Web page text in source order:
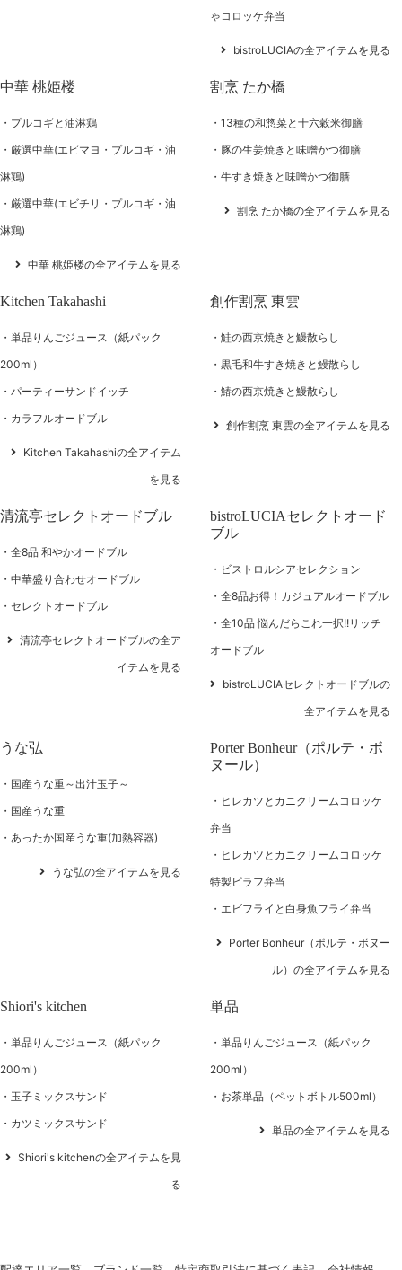
ゃコロッケ弁当
bistroLUCIAの全アイテムを見る
中華 桃姫楼
プルコギと油淋鶏
厳選中華(エビマヨ・プルコギ・油
淋鶏)
厳選中華(エビチリ・プルコギ・油
淋鶏)
中華 桃姫楼の全アイテムを見る
割烹 たか橋
13種の和惣菜と十六穀米御膳
豚の生姜焼きと味噌かつ御膳
牛すき焼きと味噌かつ御膳
割烹 たか橋の全アイテムを見る
Kitchen Takahashi
単品りんごジュース（紙パック
200ml）
パーティーサンドイッチ
カラフルオードブル
Kitchen Takahashiの全アイテム
を見る
創作割烹 東雲
鮭の西京焼きと鰻散らし
黒毛和牛すき焼きと鰻散らし
鰆の西京焼きと鰻散らし
創作割烹 東雲の全アイテムを見る
清流亭セレクトオードブル
全8品 和やかオードブル
中華盛り合わせオードブル
セレクトオードブル
清流亭セレクトオードブルの全ア
イテムを見る
bistroLUCIAセレクトオード
ブル
ビストロルシアセレクション
全8品お得！カジュアルオードブル
全10品 悩んだらこれ一択!!リッチ
オードブル
bistroLUCIAセレクトオードブルの
全アイテムを見る
うな弘
国産うな重～出汁玉子～
国産うな重
あったか国産うな重(加熱容器)
うな弘の全アイテムを見る
Porter Bonheur（ポルテ・ボ
ヌール）
ヒレカツとカニクリームコロッケ
弁当
ヒレカツとカニクリームコロッケ
特製ピラフ弁当
エビフライと白身魚フライ弁当
Porter Bonheur（ポルテ・ボヌー
ル）の全アイテムを見る
Shiori's kitchen
単品りんごジュース（紙パック
200ml）
玉子ミックスサンド
カツミックスサンド
Shiori's kitchenの全アイテムを見
る
単品
単品りんごジュース（紙パック
200ml）
お茶単品（ペットボトル500ml）
単品の全アイテムを見る